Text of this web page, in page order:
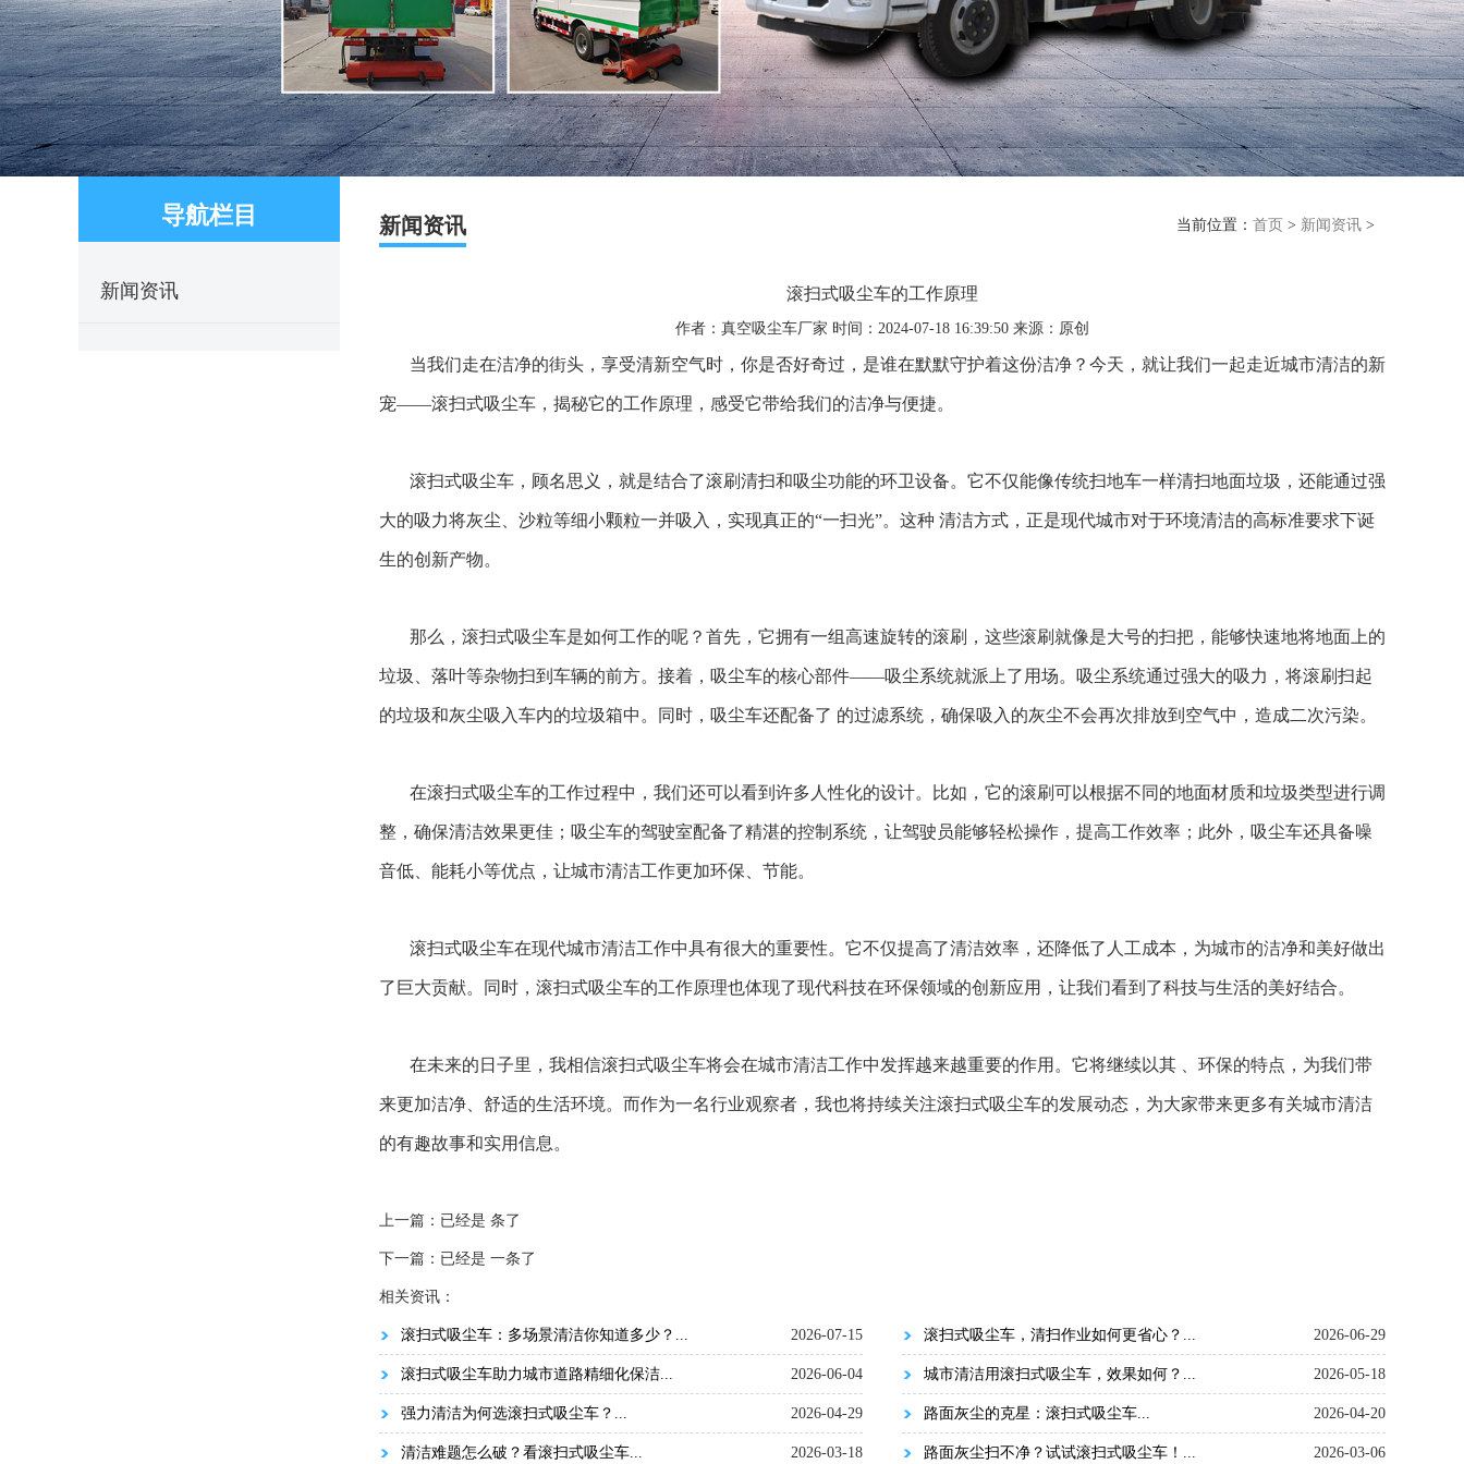
导航栏目
新闻资讯
当前位置： 首页 > 新闻资讯 >
新闻资讯
滚扫式吸尘车的工作原理
作者：真空吸尘车厂家 时间：2024-07-18 16:39:50 来源：原创
当我们走在洁净的街头，享受清新空气时，你是否好奇过，是谁在默默守护着这份洁净？今天，就让我们一起走近城市清洁的新
宠——滚扫式吸尘车，揭秘它的工作原理，感受它带给我们的洁净与便捷。
滚扫式吸尘车，顾名思义，就是结合了滚刷清扫和吸尘功能的环卫设备。它不仅能像传统扫地车一样清扫地面垃圾，还能通过强
大的吸力将灰尘、沙粒等细小颗粒一并吸入，实现真正的“一扫光”。这种 清洁方式，正是现代城市对于环境清洁的高标准要求下诞
生的创新产物。
那么，滚扫式吸尘车是如何工作的呢？首先，它拥有一组高速旋转的滚刷，这些滚刷就像是大号的扫把，能够快速地将地面上的
垃圾、落叶等杂物扫到车辆的前方。接着，吸尘车的核心部件——吸尘系统就派上了用场。吸尘系统通过强大的吸力，将滚刷扫起
的垃圾和灰尘吸入车内的垃圾箱中。同时，吸尘车还配备了 的过滤系统，确保吸入的灰尘不会再次排放到空气中，造成二次污染。
在滚扫式吸尘车的工作过程中，我们还可以看到许多人性化的设计。比如，它的滚刷可以根据不同的地面材质和垃圾类型进行调
整，确保清洁效果更佳；吸尘车的驾驶室配备了精湛的控制系统，让驾驶员能够轻松操作，提高工作效率；此外，吸尘车还具备噪
音低、能耗小等优点，让城市清洁工作更加环保、节能。
滚扫式吸尘车在现代城市清洁工作中具有很大的重要性。它不仅提高了清洁效率，还降低了人工成本，为城市的洁净和美好做出
了巨大贡献。同时，滚扫式吸尘车的工作原理也体现了现代科技在环保领域的创新应用，让我们看到了科技与生活的美好结合。
在未来的日子里，我相信滚扫式吸尘车将会在城市清洁工作中发挥越来越重要的作用。它将继续以其 、环保的特点，为我们带
来更加洁净、舒适的生活环境。而作为一名行业观察者，我也将持续关注滚扫式吸尘车的发展动态，为大家带来更多有关城市清洁
的有趣故事和实用信息。
上一篇：已经是 条了
下一篇：已经是 一条了
相关资讯：
滚扫式吸尘车：多场景清洁你知道多少？... 2026-07-15 滚扫式吸尘车，清扫作业如何更省心？... 2026-06-29
滚扫式吸尘车助力城市道路精细化保洁... 2026-06-04 城市清洁用滚扫式吸尘车，效果如何？... 2026-05-18
强力清洁为何选滚扫式吸尘车？... 2026-04-29 路面灰尘的克星：滚扫式吸尘车... 2026-04-20
清洁难题怎么破？看滚扫式吸尘车... 2026-03-18 路面灰尘扫不净？试试滚扫式吸尘车！... 2026-03-06